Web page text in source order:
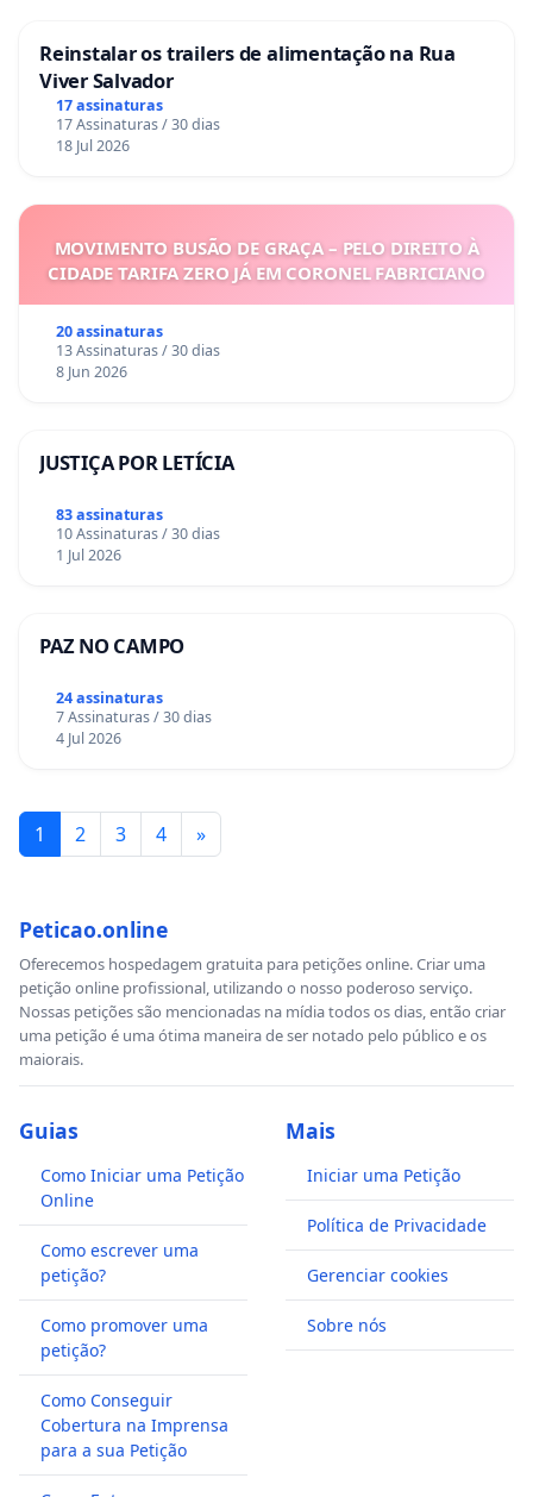
Reinstalar os trailers de alimentação na Rua
Viver Salvador
17 assinaturas
17 Assinaturas / 30 dias
18 Jul 2026
MOVIMENTO BUSÃO DE GRAÇA – PELO DIREITO À
CIDADE TARIFA ZERO JÁ EM CORONEL FABRICIANO
20 assinaturas
13 Assinaturas / 30 dias
8 Jun 2026
JUSTIÇA POR LETÍCIA
83 assinaturas
10 Assinaturas / 30 dias
1 Jul 2026
PAZ NO CAMPO
24 assinaturas
7 Assinaturas / 30 dias
4 Jul 2026
1 2 3 4 »
Peticao.online
Oferecemos hospedagem gratuita para petições online. Criar uma
petição online profissional, utilizando o nosso poderoso serviço.
Nossas petições são mencionadas na mídia todos os dias, então criar
uma petição é uma ótima maneira de ser notado pelo público e os
maiorais.
Guias
Como Iniciar uma Petição
Online
Como escrever uma
petição?
Como promover uma
petição?
Como Conseguir
Cobertura na Imprensa
para a sua Petição
Mais
Iniciar uma Petição
Política de Privacidade
Gerenciar cookies
Sobre nós